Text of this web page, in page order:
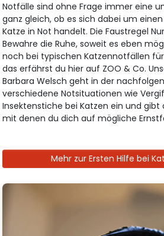
Notfälle sind ohne Frage immer eine
ganz gleich, ob es sich dabei um
Katze in Not handelt. Die Faustregel
Bewahre die Ruhe, soweit es eben
noch bei typischen Katzennotfällen
das erfährst du hier auf ZOO & Co.
Barbara Welsch geht in der
verschiedene Notsituationen wie
Insektenstiche bei Katzen ein und gibt
mit denen du dich auf mögliche
Mehr zur Ersten Hilfe bei